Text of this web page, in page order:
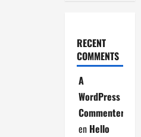
RECENT
COMMENTS
A
WordPress
Commenter
en Hello